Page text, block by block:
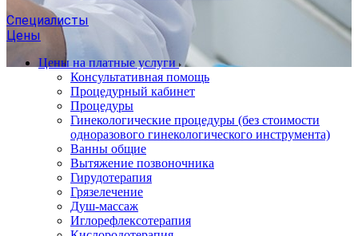
Специалисты
Цены
Цены на платные услуги
Консультативная помощь
Процедурный кабинет
Процедуры
Гинекологические процедуры (без стоимости
одноразового гинекологического инструмента)
Ванны общие
Вытяжение позвоночника
Гирудотерапия
Грязелечение
Душ-массаж
Иглорефлексотерапия